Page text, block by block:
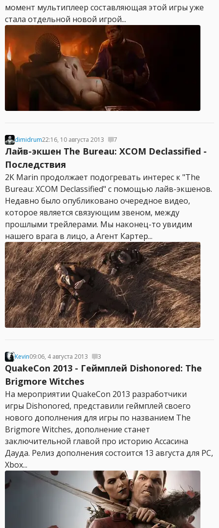
момент мультиплеер составляющая этой игры уже
стала отдельной новой игрой...
dimidrum22:16, 10 августа 2013 7
Лайв-экшен The Bureau: XCOM Declassified -
Последствия
2K Marin продолжает подогревать интерес к "The
Bureau: XCOM Declassified" с помощью лайв-экшенов.
Недавно было опубликовано очередное видео,
которое является связующим звеном, между
прошлыми трейлерами. Мы наконец-то увидим
нашего врага в лицо, а Агент Картер...
Kevin09:06, 4 августа 2013 3
QuakeCon 2013 - Геймплей Dishonored: The
Brigmore Witches
На мероприятии QuakeCon 2013 разработчики
игры Dishonored, представили геймплей своего
нового дополнения для игры по названием The
Brigmore Witches, дополнение станет
заключительной главой про историю Ассасина
Дауда. Релиз дополнения состоится 13 августа для PC,
Xbox...